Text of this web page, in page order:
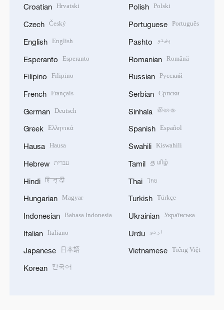
Croatian Hrvatski
Czech Český
English English
Esperanto Esperanto
Filipino Filipino
French Français
German Deutsch
Greek Ελληνικά
Hausa Hausa
Hebrew עברית
Hindi हिन्दी
Hungarian Magyar
Indonesian Bahasa Indonesia
Italian Italiano
Japanese 日本語
Korean 한국어
Polish Polski
Portuguese Português
Pashto پښتو
Romanian Română
Russian Русский
Serbian Српски
Sinhala සිංහල
Spanish Español
Swahili Kiswahili
Tamil தமிழ்
Thai ไทย
Turkish Türkçe
Ukrainian Українська
Urdu اردو
Vietnamese Tiếng Việt